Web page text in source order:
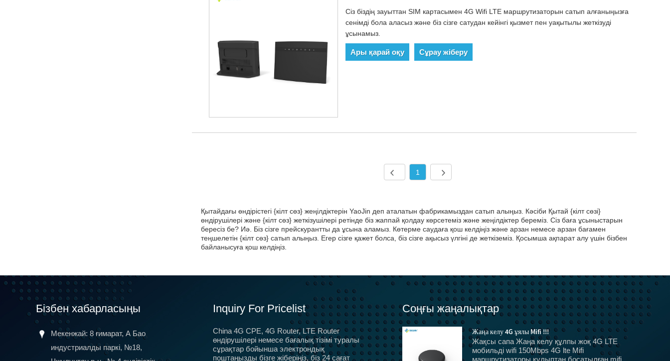
Сіз біздің зауыттан SIM картасымен 4G Wifi LTE маршрутизаторын сатып алғаныңызға
сенімді бола аласыз және біз сізге сатудан кейінгі қызмет пен уақытылы жеткізуді
ұсынамыз.
Ары қарай оқу Сұрау жіберу
1
Қытайдағы өндірістегі {кілт сөз} жеңілдіктерін YaoJin деп аталатын фабрикамыздан сатып алыңыз. Кәсіби Қытай {кілт сөзі}
өндірушілері және {кілт сөз} жеткізушілері ретінде біз жаппай қолдау көрсетеміз және жеңілдіктер береміз. Сіз баға ұсыныстарын
бересіз бе? Иә. Біз сізге прейскурантты да ұсына аламыз. Көтерме саудаға қош келдіңіз және арзан немесе арзан бағамен
теңшелетін {кілт сөз} сатып алыңыз. Егер сізге қажет болса, біз сізге ақысыз үлгіні де жеткіземіз. Қосымша ақпарат алу үшін бізбен
байланысуға қош келдіңіз.
Бізбен хабарласыңы
Мекенжай: 8 ғимарат, А Бао
индустриалды паркі, №18,
Inquiry For Pricelist
China 4G CPE, 4G Router, LTE Router
өндірушілері немесе бағалық тізімі туралы
сұрақтар бойынша электрондық
поштаңызды бізге жіберіңіз, біз 24 сағат
Соңғы жаңалықтар
5G оптикалық талшықты, үйдегі кең жолақты 5G CPE
терминалдарын, CPE жабдықтарын сертификаттауды,
SRRC, CTA-ны ауыстырғалы жатыр
Яожин Дубайдағы Gitex 2025 Expo-да қатысты
Яожин Дубайда өткен Гитекс ЭКСПО-ға
қатысты
Жаңа келу 4G ұялы Mifi !!!
Жақсы сапа Жаңа келу құлпы жоқ 4G LTE
мобильді wifi 150Mbps 4G lte Mifi
маршрутизаторы құлыптан босатылған mifi